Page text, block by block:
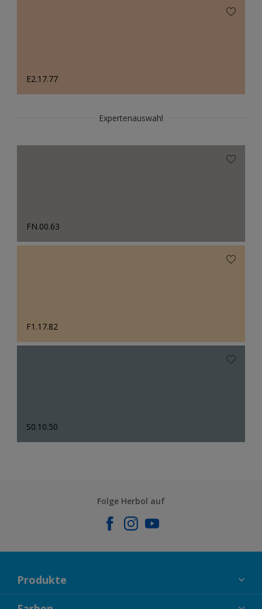
E2.17.77
Expertenauswahl
FN.00.63
F1.17.82
S0.10.50
Folge Herbol auf
Produkte
FASSADENFARBEN